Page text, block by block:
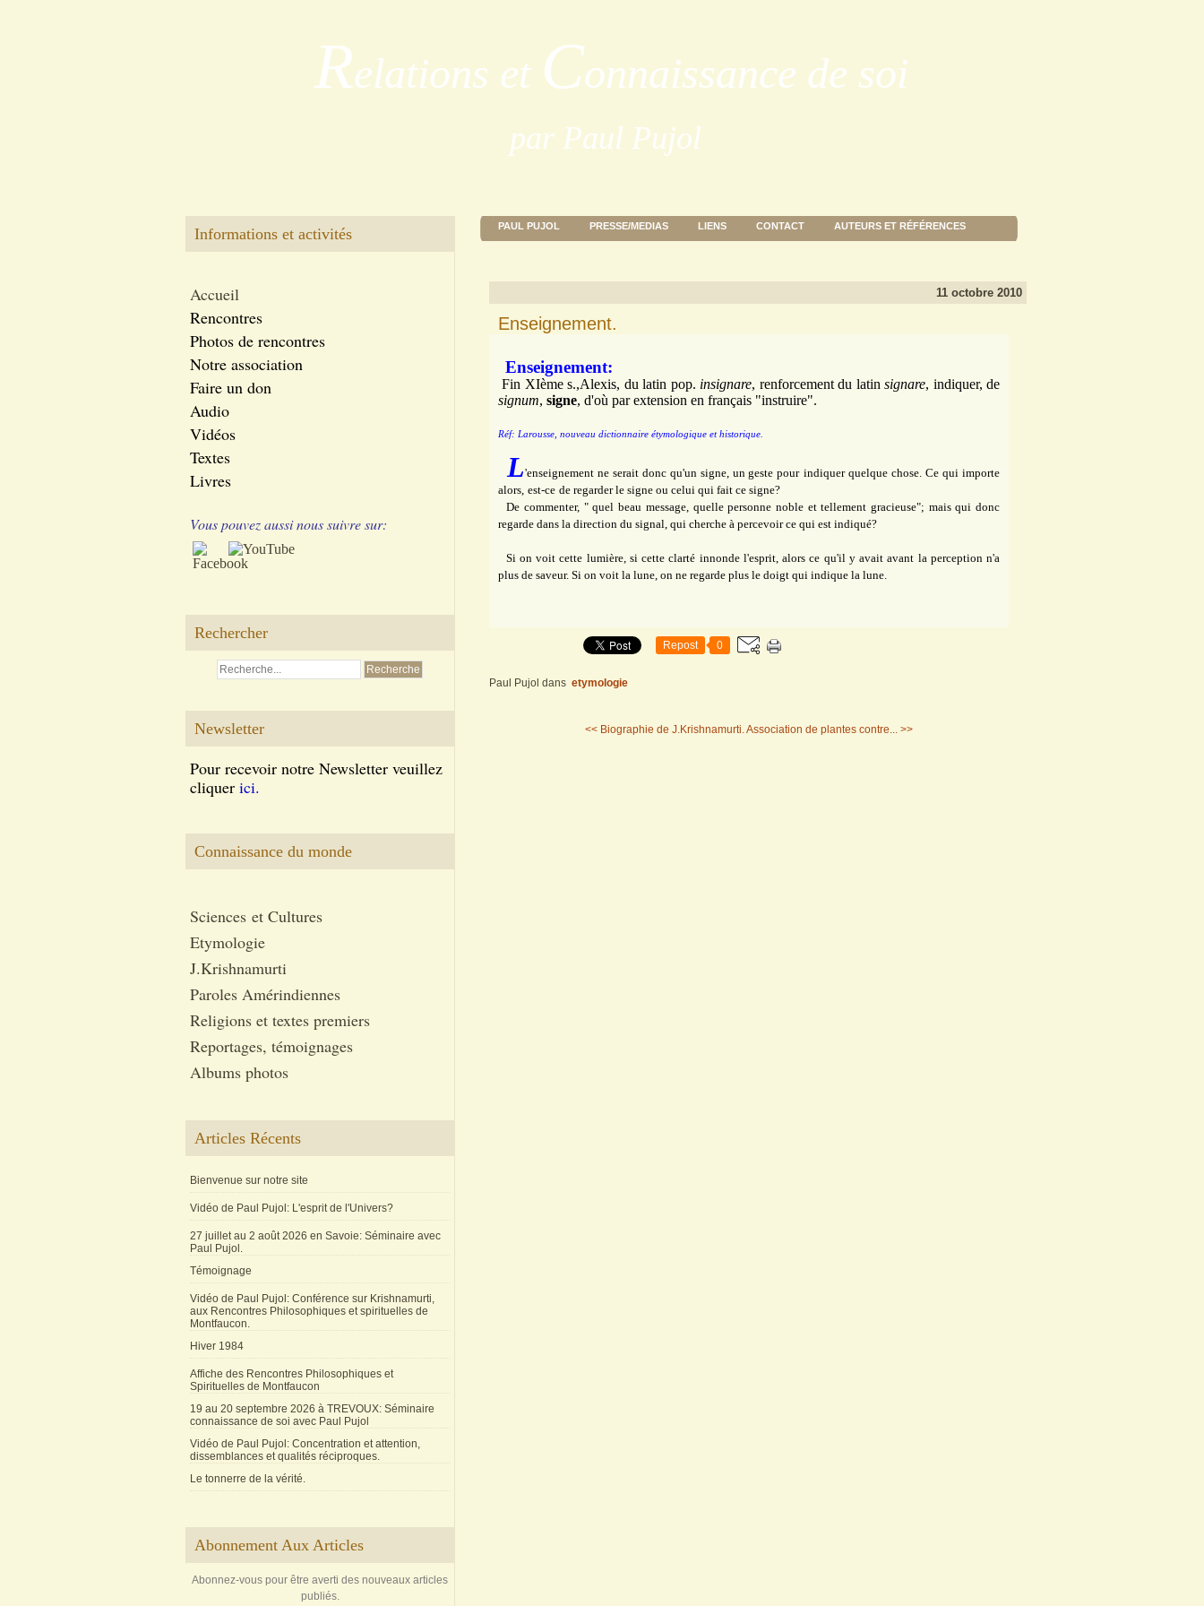
Relations et Connaissance de soi
par Paul Pujol
Informations et activités
Accueil
Rencontres
Photos de rencontres
Notre association
Faire un don
Audio
Vidéos
Textes
Livres
Vous pouvez aussi nous suivre sur:
Rechercher
Newsletter
Pour recevoir notre Newsletter veuillez
cliquer ici.
Connaissance du monde
Sciences et Cultures
Etymologie
J.Krishnamurti
Paroles Amérindiennes
Religions et textes premiers
Reportages, témoignages
Albums photos
Articles Récents
Bienvenue sur notre site
Vidéo de Paul Pujol: L'esprit de l'Univers?
27 juillet au 2 août 2026 en Savoie: Séminaire avec
Paul Pujol.
Témoignage
Vidéo de Paul Pujol: Conférence sur Krishnamurti,
aux Rencontres Philosophiques et spirituelles de
Montfaucon.
Hiver 1984
Affiche des Rencontres Philosophiques et
Spirituelles de Montfaucon
19 au 20 septembre 2026 à TREVOUX: Séminaire
connaissance de soi avec Paul Pujol
Vidéo de Paul Pujol: Concentration et attention,
dissemblances et qualités réciproques.
Le tonnerre de la vérité.
Abonnement Aux Articles
Abonnez-vous pour être averti des nouveaux articles
publiés.
PAUL PUJOL PRESSE/MEDIAS LIENS CONTACT AUTEURS ET RÉFÉRENCES
11 octobre 2010
Enseignement.
Enseignement:
Fin XIème s.,Alexis, du latin pop. insignare, renforcement du latinsignare, indiquer, de
signum, signe, d'où par extension en français "instruire".
Réf: Larousse, nouveau dictionnaire étymologique et historique.
L'enseignement ne serait donc qu'un signe, un geste pour indiquer quelque chose. Ce qui importe
alors, est-ce de regarder le signe ou celui qui fait ce signe?
De commenter, " quel beau message, quelle personne noble et tellement gracieuse"; mais qui donc
regarde dans la direction du signal, qui cherche à percevoir ce qui est indiqué?
Si on voit cette lumière, si cette clarté innonde l'esprit, alors ce qu'il y avait avant la perception n'a
plus de saveur. Si on voit la lune, on ne regarde plus le doigt qui indique la lune.
Repost 0
Paul Pujol dans etymologie
<< Biographie de J.Krishnamurti.Association de plantes contre... >>